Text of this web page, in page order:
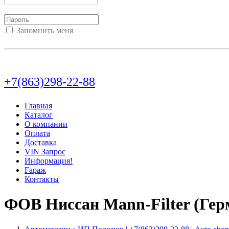
Запомнить меня
+7(863)298-22-88
Главная
Каталог
О компании
Оплата
Доставка
VIN Запрос
Информация!
Гараж
Контакты
ФОВ Ниссан Mann-Filter